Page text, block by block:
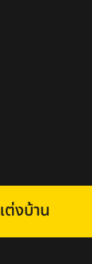
งบ้าน